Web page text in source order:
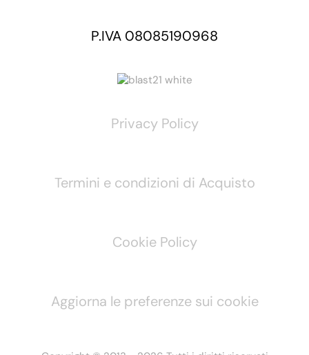
P.IVA 08085190968
Privacy Policy
Termini e condizioni di Acquisto
Cookie Policy
Aggiorna le preferenze sui cookie